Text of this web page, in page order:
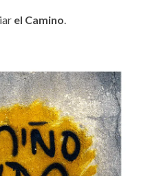
el Camino.